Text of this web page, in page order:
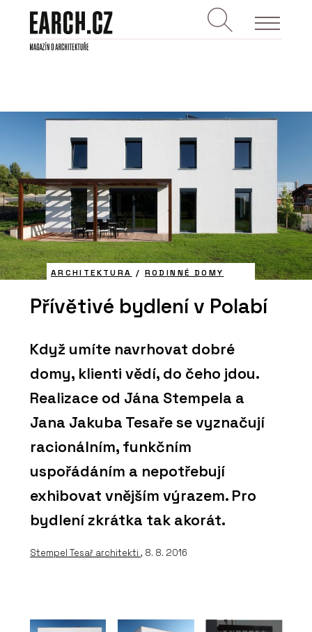
ARCHITEKTURA / RODINNÉ DOMY
Přívětivé bydlení v Polabí
Když umíte navrhovat dobré
domy, klienti vědí, do čeho jdou.
Realizace od Jána Stempela a
Jana Jakuba Tesaře se vyznačují
racionálním, funkčním
uspořádáním a nepotřebují
exhibovat vnějším výrazem. Pro
bydlení zkrátka tak akorát.
Stempel Tesař architekti , 8. 8. 2016